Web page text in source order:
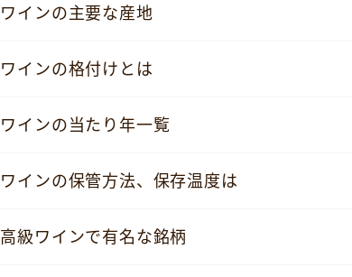
ワインの主要な産地
ワインの格付けとは
ワインの当たり年一覧
ワインの保管方法、保存温度は
高級ワインで有名な銘柄